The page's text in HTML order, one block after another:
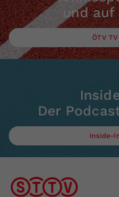
und auf
ÖTV TV
Der
Inside-